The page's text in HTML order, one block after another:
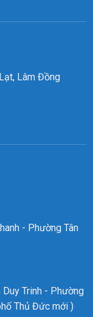
Lâm Đồng
- Phường Tân
Trinh - Phường
Thủ Đức mới )